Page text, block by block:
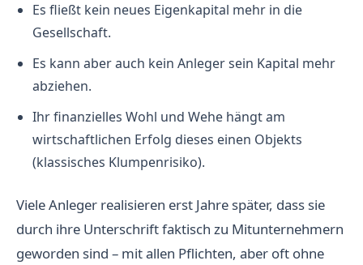
Es fließt kein neues Eigenkapital mehr in die
Gesellschaft.
Es kann aber auch kein Anleger sein Kapital mehr
abziehen.
Ihr finanzielles Wohl und Wehe hängt am
wirtschaftlichen Erfolg dieses einen Objekts
(klassisches Klumpenrisiko).
Viele Anleger realisieren erst Jahre später, dass sie
durch ihre Unterschrift faktisch zu Mitunternehmern
geworden sind – mit allen Pflichten, aber oft ohne